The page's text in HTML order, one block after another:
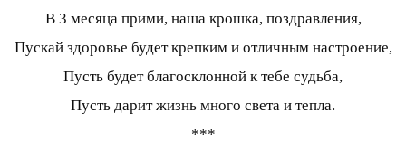
В 3 месяца прими, наша крошка, поздравления,
Пускай здоровье будет крепким и отличным настроение,
Пусть будет благосклонной к тебе судьба,
Пусть дарит жизнь много света и тепла.
***